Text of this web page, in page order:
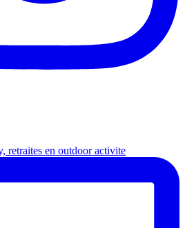
retraites en outdoor activite